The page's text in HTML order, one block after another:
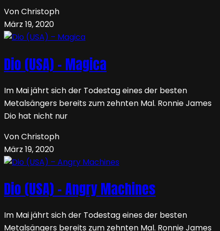
Von Christoph
März 19, 2020
Dio (USA) – Magica
Im Mai jährt sich der Todestag eines der besten
Metalsängers bereits zum zehnten Mal. Ronnie James
Dio hat nicht nur
Von Christoph
März 19, 2020
Dio (USA) – Angry Machines
Im Mai jährt sich der Todestag eines der besten
Metalsängers bereits zum zehnten Mal. Ronnie James